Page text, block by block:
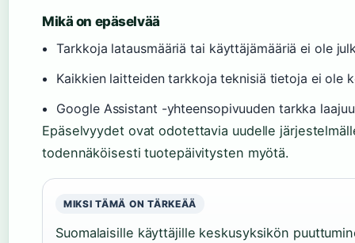
Mikä on epäselvää
Tarkkoja latausmääriä tai käyttäjämääriä ei ole
Kaikkien laitteiden tarkkoja teknisiä tietoja ei ole
Google Assistant -yhteensopivuuden tarkka
Epäselvyydet ovat odotettavia uudelle
todennäköisesti tuotepäivitysten myötä.
MIKSI TÄMÄ ON TÄRKEÄÄ
Suomalaisille käyttäjille keskusyksikön